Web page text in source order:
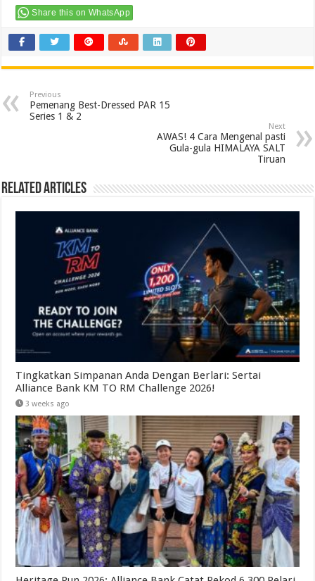
Share this on WhatsApp
Previous
Pemenang Best-Dressed PAR 15
Series 1 & 2
Next
AWAS! 4 Cara Mengenal pasti
Gula-gula HIMALAYA SALT
Tiruan
Related Articles
Tingkatkan Simpanan Anda Dengan Berlari: Sertai
Alliance Bank KM TO RM Challenge 2026!
3 weeks ago